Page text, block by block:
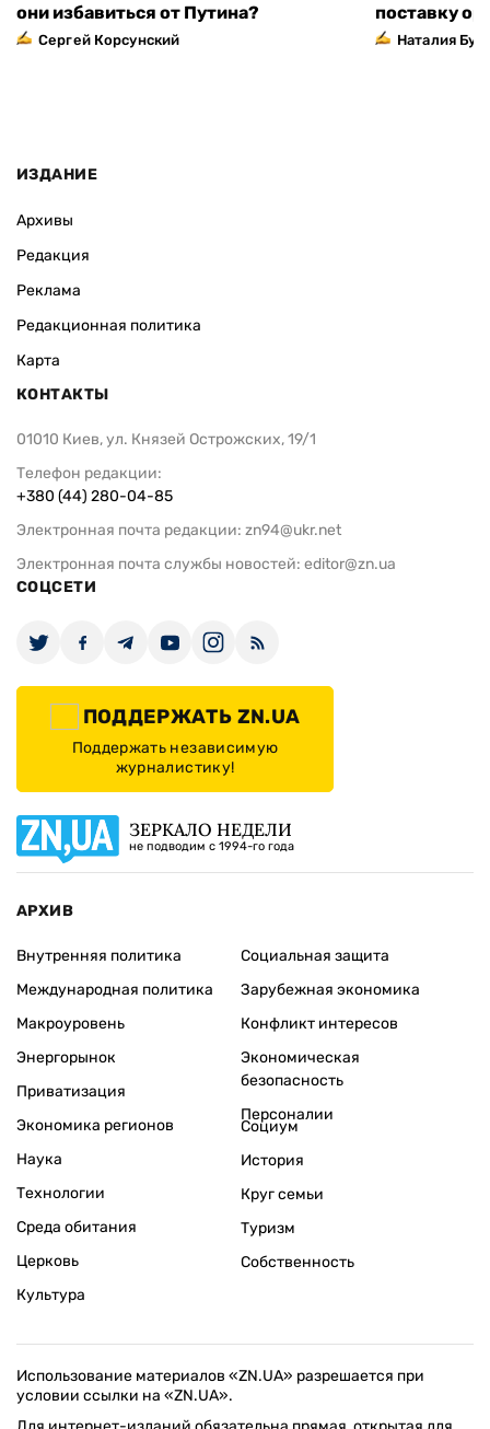
они избавиться от Путина?
Сергей Корсунский
поставку
Наталия
ИЗДАНИЕ
Архивы
Редакция
Реклама
Редакционная политика
Карта
КОНТАКТЫ
01010 Киев, ул. Князей Острожских, 19/1
Телефон редакции:
+380 (44) 280-04-85
Электронная почта редакции: zn94@ukr.net
Электронная почта службы новостей: editor@zn.ua
СОЦСЕТИ
ПОДДЕРЖАТЬ ZN.UA
Поддержать независимую
журналистику!
ЗЕРКАЛО НЕДЕЛИ
не подводим с 1994-го года
АРХИВ
Внутренняя политика
Международная политика
Макроуровень
Энергорынок
Приватизация
Экономика регионов
Социальная защита
Зарубежная экономика
Конфликт интересов
Экономическая
безопасность
Персоналии
Наука
Технологии
Среда обитания
Церковь
Культура
Социум
История
Круг семьи
Туризм
Собственность
Использование материалов «ZN.UA» разрешается при
условии ссылки на «ZN.UA».